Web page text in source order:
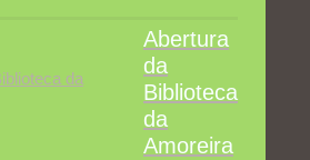
Abertura
da
Biblioteca
da
Amoreira